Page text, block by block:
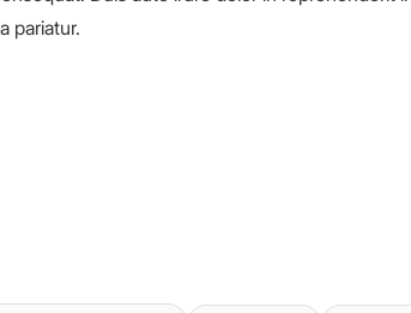
pariatur.